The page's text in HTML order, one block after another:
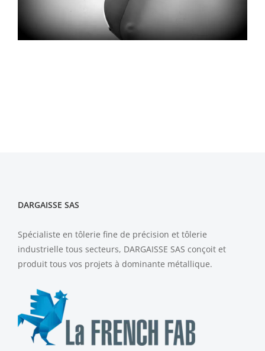
DARGAISSE SAS
Spécialiste en tôlerie fine de précision et tôlerie
industrielle tous secteurs, DARGAISSE SAS conçoit et
produit tous vos projets à dominante métallique.